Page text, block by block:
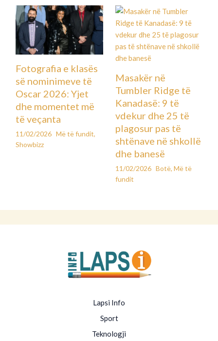
Fotografia e klasës
së nominimeve të
Oscar 2026: Yjet
dhe momentet më
të veçanta
11/02/2026 Më të fundit,
Showbizz
Masakër në
Tumbler Ridge të
Kanadasë: 9 të
vdekur dhe 25 të
plagosur pas të
shtënave në shkollë
dhe banesë
11/02/2026 Botë, Më të
fundit
Lapsi Info
Sport
Teknologji